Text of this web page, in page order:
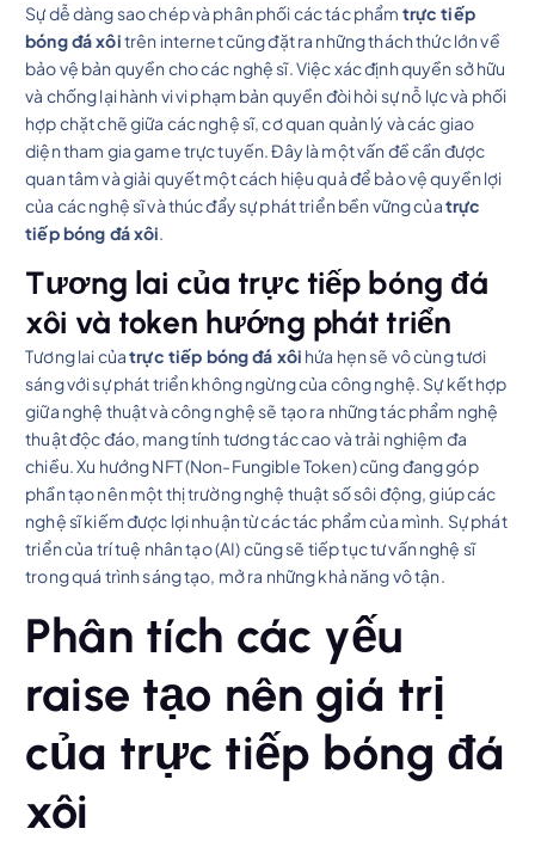
Sự dễ dàng sao chép và phân phối các tác phẩm trực tiếp
bóng đá xôitrên internet cũng đặt ra những thách thức lớn về
bảo vệ bản quyền cho các nghệ sĩ. Việc xác định quyền sở hữu
và chống lại hành vi vi phạm bản quyền đòi hỏi sự nỗ lực và phối
hợp chặt chẽ giữa các nghệ sĩ, cơ quan quản lý và các giao
diện tham gia game trực tuyến. Đây là một vấn đề cần được
quan tâm và giải quyết một cách hiệu quả để bảo vệ quyền lợi
của các nghệ sĩ và thúc đẩy sự phát triển bền vững củatrực
tiếp bóng đá xôi.
Tương lai của trực tiếp bóng đá
xôi và token hướng phát triển
Tương lai củatrực tiếp bóng đá xôi hứa hẹn sẽ vô cùng tươi
sáng với sự phát triển không ngừng của công nghệ. Sự kết hợp
giữa nghệ thuật và công nghệ sẽ tạo ra những tác phẩm nghệ
thuật độc đáo, mang tính tương tác cao và trải nghiệm đa
chiều. Xu hướng NFT (Non-Fungible Token) cũng đang góp
phần tạo nên một thị trường nghệ thuật số sôi động, giúp các
nghệ sĩ kiếm được lợi nhuận từ các tác phẩm của mình. Sự phát
triển của trí tuệ nhân tạo (AI) cũng sẽ tiếp tục tư vấn nghệ sĩ
trong quá trình sáng tạo, mở ra những khả năng vô tận.
Phân tích các yếu
raise tạo nên giá trị
của trực tiếp bóng đá
xôi